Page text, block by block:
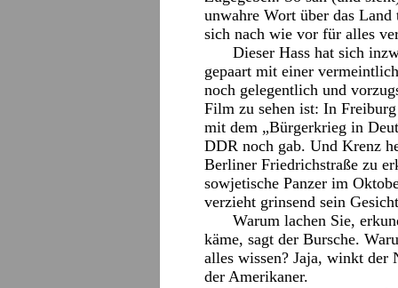
unwahre Wort über das
sich nach wie vor für alles
Dieser Hass hat sich
gepaart mit einer
noch gelegentlich und
Film zu sehen ist: In
mit dem „Bürgerkrieg in
DDR noch gab. Und Krenz
Berliner Friedrichstraße zu
sowjetische Panzer im
verzieht grinsend sein
Warum lachen Sie,
käme, sagt der Bursche.
alles wissen? Jaja, winkt der
der Amerikaner.